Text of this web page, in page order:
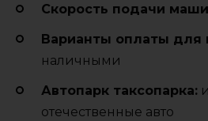
Cкорость подачи
Варианты оплаты для
наличными
Автопарк таксопарка:
отечественные авто